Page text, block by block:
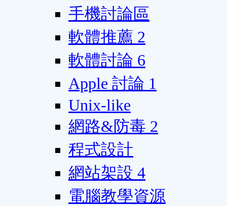
手機討論區
軟體推薦 2
軟體討論 6
Apple 討論 1
Unix-like
網路&防毒 2
程式設計
網站架設 4
電腦教學資源